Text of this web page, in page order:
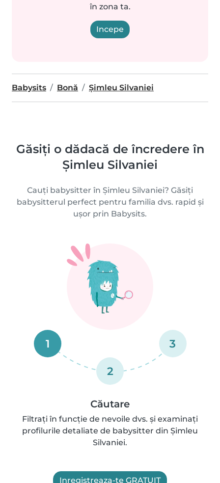
în zona ta.
Incepe
Babysits Bonă Şimleu Silvaniei
Găsiți o dădacă de încredere în
Şimleu Silvaniei
Cauți babysitter în Şimleu Silvaniei? Găsiți
babysitterul perfect pentru familia dvs. rapid și
ușor prin Babysits.
1
2
3
Căutare
Filtrați în funcție de nevoile dvs. și examinați
profilurile detaliate de babysitter din Şimleu
Silvaniei.
Inregistreaza-te GRATUIT